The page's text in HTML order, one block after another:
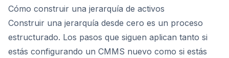
Cómo construir una jerarquía de activos
Construir una jerarquía desde cero es un proceso
estructurado. Los pasos que siguen aplican tanto si
estás configurando un CMMS nuevo como si estás